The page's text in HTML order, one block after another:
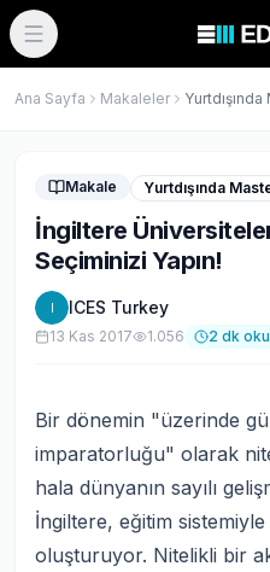
Ana Sayfa Makaleler
Makale Yurtdışında
İngiltere
Seçiminizi Yapın!
I ICES Turkey
13 Kas 2017 1.056 2 dk
Bir dönemin "üzerinde
imparatorluğu" olarak
hala dünyanın sayılı
İngiltere, eğitim
oluşturuyor. Nitelikli bir